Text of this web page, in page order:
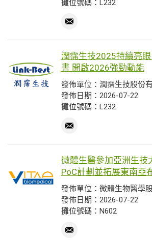
攤位號碼：L232
潤霈生技2025持續亮
書 開啟2026強勁動能
發佈單位：潤霈生技股份
發佈日期：2026-07-22
攤位號碼：L232
微體生醫參加亞洲生技
PoC計劃並拓展東南亞
發佈單位：微體生物醫學
發佈日期：2026-07-22
攤位號碼：N602